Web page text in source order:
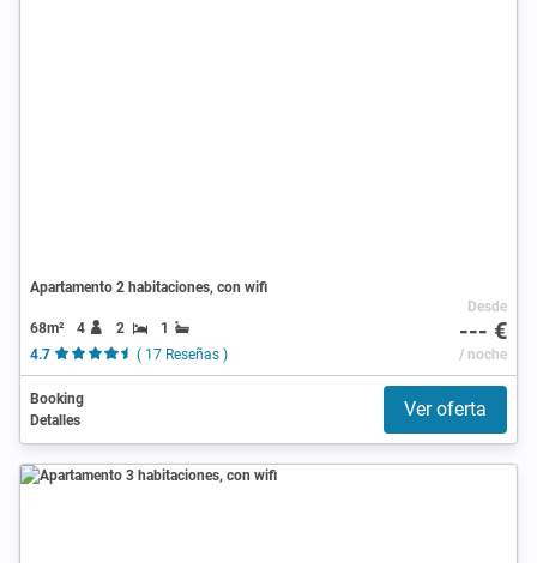
Apartamento 2 habitaciones, con wifi
68m² 4 2
1
4.7
( 17 Reseñas )
Desde
--- €
/ noche
Booking
Detalles
Ver oferta